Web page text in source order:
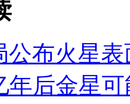
公布火星
年后金星